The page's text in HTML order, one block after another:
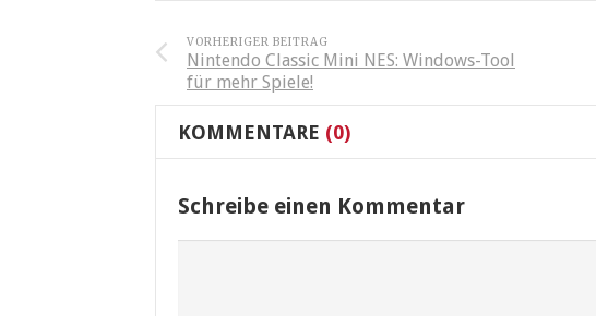
VORHERIGER BEITRAG
Nintendo Classic Mini NES: Windows-Tool
für mehr Spiele!
KOMMENTARE (0)
Schreibe einen Kommentar